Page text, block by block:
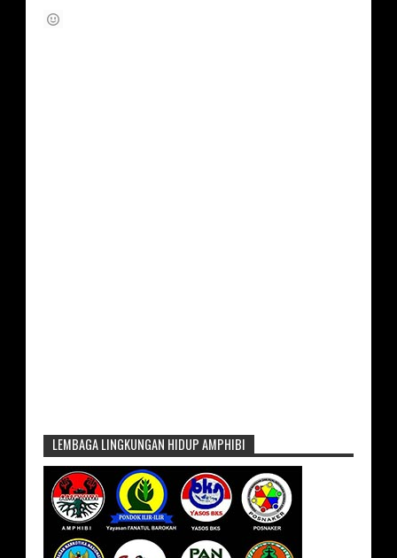
LEMBAGA LINGKUNGAN HIDUP AMPHIBI